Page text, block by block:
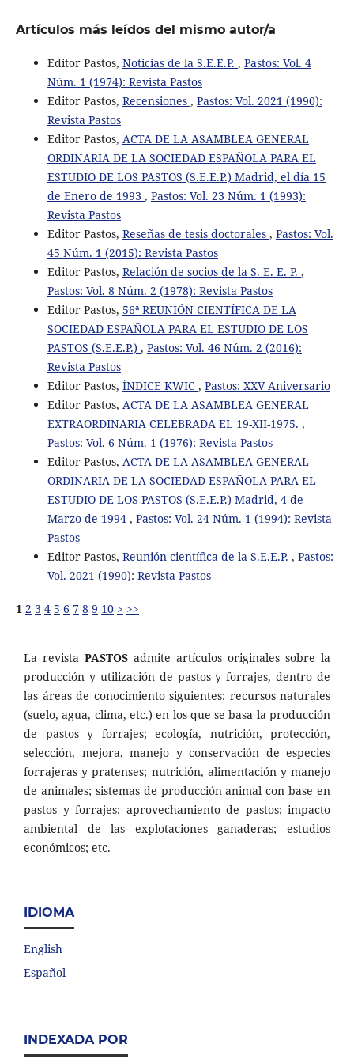
Artículos más leídos del mismo autor/a
Editor Pastos, Noticias de la S.E.E.P. , Pastos: Vol. 4
Núm. 1 (1974): Revista Pastos
Editor Pastos, Recensiones , Pastos: Vol. 2021 (1990):
Revista Pastos
Editor Pastos, ACTA DE LA ASAMBLEA GENERAL
ORDINARIA DE LA SOCIEDAD ESPAÑOLA PARA EL
ESTUDIO DE LOS PASTOS (S.E.E.P.) Madrid, el día 15
de Enero de 1993 , Pastos: Vol. 23 Núm. 1 (1993):
Revista Pastos
Editor Pastos, Reseñas de tesis doctorales , Pastos: Vol.
45 Núm. 1 (2015): Revista Pastos
Editor Pastos, Relación de socios de la S. E. E. P. ,
Pastos: Vol. 8 Núm. 2 (1978): Revista Pastos
Editor Pastos, 56ª REUNIÓN CIENTÍFICA DE LA
SOCIEDAD ESPAÑOLA PARA EL ESTUDIO DE LOS
PASTOS (S.E.E.P.) , Pastos: Vol. 46 Núm. 2 (2016):
Revista Pastos
Editor Pastos, ÍNDICE KWIC , Pastos: XXV Aniversario
Editor Pastos, ACTA DE LA ASAMBLEA GENERAL
EXTRAORDINARIA CELEBRADA EL 19-XII-1975. ,
Pastos: Vol. 6 Núm. 1 (1976): Revista Pastos
Editor Pastos, ACTA DE LA ASAMBLEA GENERAL
ORDINARIA DE LA SOCIEDAD ESPAÑOLA PARA EL
ESTUDIO DE LOS PASTOS (S.E.E.P.) Madrid, 4 de
Marzo de 1994 , Pastos: Vol. 24 Núm. 1 (1994): Revista
Pastos
Editor Pastos, Reunión científica de la S.E.E.P. , Pastos:
Vol. 2021 (1990): Revista Pastos
1 2 3 4 5 6 7 8 9 10 > >>
La revista PASTOS admite artículos originales sobre la
producción y utilización de pastos y forrajes, dentro de
las áreas de conocimiento siguientes: recursos naturales
(suelo, agua, clima, etc.) en los que se basa la producción
de pastos y forrajes; ecología, nutrición, protección,
selección, mejora, manejo y conservación de especies
forrajeras y pratenses; nutrición, alimentación y manejo
de animales; sistemas de producción animal con base en
pastos y forrajes; aprovechamiento de pastos; impacto
ambiental de las explotaciones ganaderas; estudios
económicos; etc.
IDIOMA
English
Español
INDEXADA POR